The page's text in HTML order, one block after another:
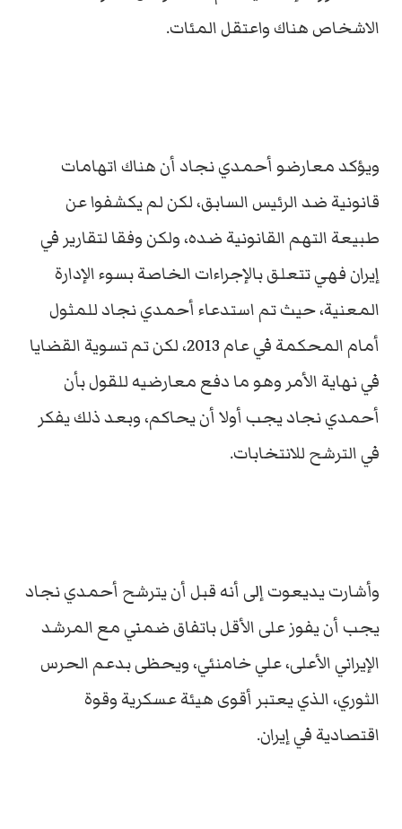
الاشخاص هناك واعتقل المئات.
ويؤكد معارضو أحمدي نجاد أن هناك اتهامات
قانونية ضد الرئيس السابق، لكن لم يكشفوا عن
طبيعة التهم القانونية ضده، ولكن وفقا لتقارير في
إيران فهي تتعلق بالإجراءات الخاصة بسوء الإدارة
المعنية، حيث تم استدعاء أحمدي نجاد للمثول
أمام المحكمة في عام 2013، لكن تم تسوية القضايا
في نهاية الأمر وهو ما دفع معارضيه للقول بأن
أحمدي نجاد يجب أولا أن يحاكم، وبعد ذلك يفكر
في الترشح للانتخابات.
وأشارت يديعوت إلى أنه قبل أن يترشح أحمدي نجاد
يجب أن يفوز على الأقل باتفاق ضمني مع المرشد
الإيراني الأعلى، علي خامنئي، ويحظى بدعم الحرس
الثوري، الذي يعتبر أقوى هيئة عسكرية وقوة
اقتصادية في إيران.